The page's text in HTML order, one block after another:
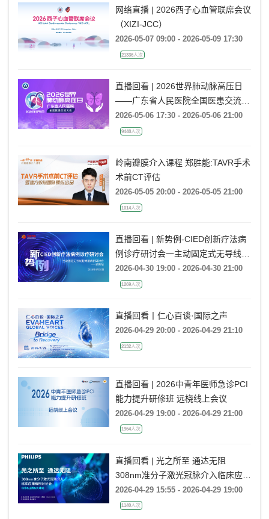
网络直播 | 2026西子心血管联席会议
（XIZI-JCC）
2026-05-07 09:00 - 2026-05-09 17:30
21336人次
直播回看 | 2026世界肺动脉高压日
——广东省人民医院全国医患交流大
会
2026-05-06 17:30 - 2026-05-06 21:00
9448人次
岭南瓣膜介入课程 郑胜能:TAVR手术
术前CT评估
2026-05-05 20:00 - 2026-05-05 21:00
1014人次
直播回看 | 新势例-CIED创新疗法病
例诊疗研讨会一主动固定式无导线起
搏器病例研讨会一湖南站
2026-04-30 19:00 - 2026-04-30 21:00
1269人次
直播回看丨仁心百谈·国际之声
2026-04-29 20:00 - 2026-04-29 21:10
2132人次
直播回看 | 2026中青年医师急诊PCI
能力提升研修班 远桡线上会议
2026-04-29 19:00 - 2026-04-29 21:00
1964人次
直播回看 | 光之所至 通达无阻
308nm准分子激光冠脉介入临床应用
病例讨论会（北京&山西&天津站）
2026-04-29 15:55 - 2026-04-29 19:00
1140人次